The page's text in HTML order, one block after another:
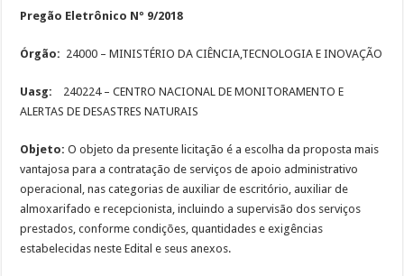
Pregão Eletrônico Nº 9/2018
Órgão: 24000 – MINISTÉRIO DA CIÊNCIA,TECNOLOGIA E INOVAÇÃO
Uasg: 240224 – CENTRO NACIONAL DE MONITORAMENTO E
ALERTAS DE DESASTRES NATURAIS
Objeto: O objeto da presente licitação é a escolha da proposta mais
vantajosa para a contratação de serviços de apoio administrativo
operacional, nas categorias de auxiliar de escritório, auxiliar de
almoxarifado e recepcionista, incluindo a supervisão dos serviços
prestados, conforme condições, quantidades e exigências
estabelecidas neste Edital e seus anexos.